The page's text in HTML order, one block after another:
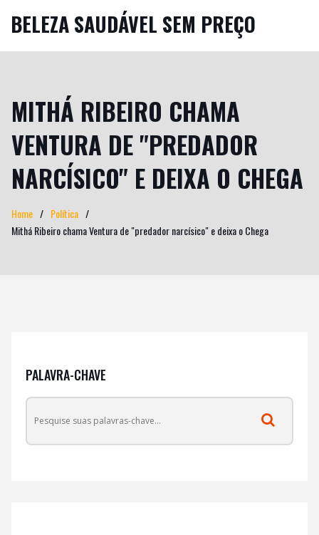
BELEZA SAUDÁVEL SEM PREÇO
MITHÁ RIBEIRO CHAMA
VENTURA DE "PREDADOR
NARCÍSICO" E DEIXA O CHEGA
Home
Política
Mithá Ribeiro chama Ventura de "predador narcísico" e deixa o Chega
PALAVRA-CHAVE